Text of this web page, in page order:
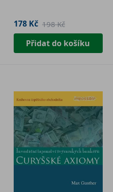
178 Kč 198 Kč
Přidat do košíku